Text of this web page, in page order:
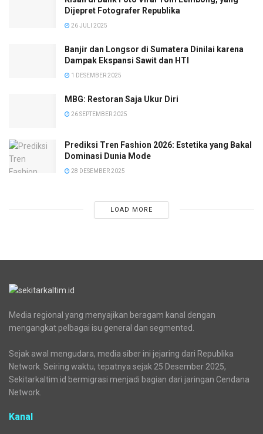
Dijepret Fotografer Republika
26 JULI 2025
Banjir dan Longsor di Sumatera Dinilai karena
Dampak Ekspansi Sawit dan HTI
1 DESEMBER 2025
MBG: Restoran Saja Ukur Diri
26 SEPTEMBER 2025
Prediksi Tren Fashion 2026: Estetika yang Bakal
Dominasi Dunia Mode
28 DESEMBER 2025
LOAD MORE
Media regional yang menyajikan beragam kanal dengan
mengangkat pelbagai isu general dan segmented.
Sejak awal mengudara, media siber ini jejaring dari Republika
Network. Seiring waktu, tepatnya sejak 25 Desember 2025,
Sekitarkaltim.id bermigrasi menjadi bagian dari jaringan Cendana
Network.
Kanal